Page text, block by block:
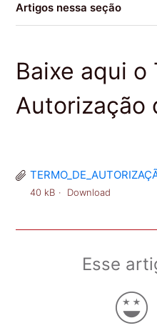
Artigos nessa seção
Quais os documentos
Baixe aqui o Termo de
Baixe aqui o
Autorização
40 kB Download
Esse